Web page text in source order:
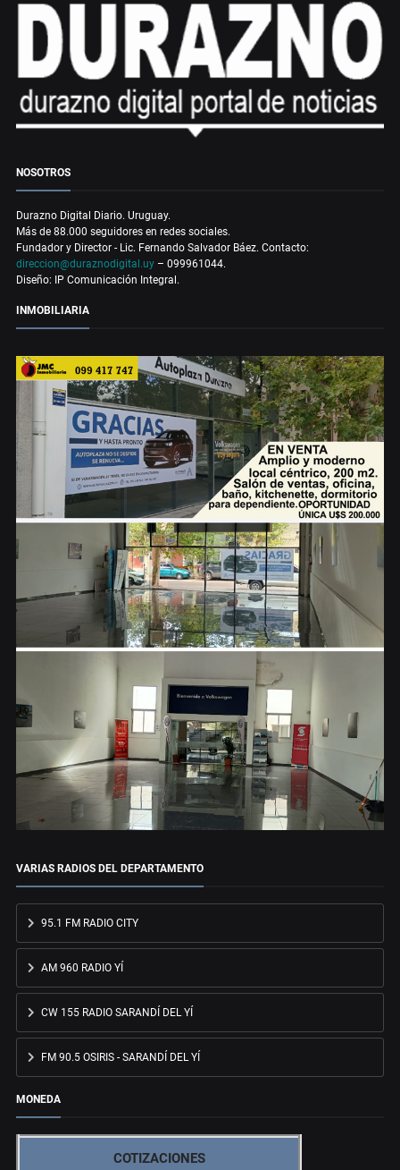
NOSOTROS
Durazno Digital Diario. Uruguay.
Más de 88.000 seguidores en redes sociales.
Fundador y Director - Lic. Fernando Salvador Báez. Contacto:
direccion@duraznodigital.uy – 099961044.
Diseño: IP Comunicación Integral.
INMOBILIARIA
VARIAS RADIOS DEL DEPARTAMENTO
95.1 FM RADIO CITY
AM 960 RADIO YÍ
CW 155 RADIO SARANDÍ DEL YÍ
FM 90.5 OSIRIS - SARANDÍ DEL YÍ
MONEDA
COTIZACIONES